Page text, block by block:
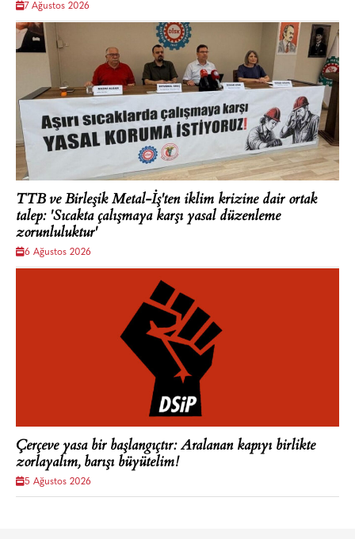
7 Ağustos 2026
TTB ve Birleşik Metal-İş'ten iklim krizine dair ortak
talep: 'Sıcakta çalışmaya karşı yasal düzenleme
zorunluluktur'
6 Ağustos 2026
Çerçeve yasa bir başlangıçtır: Aralanan kapıyı birlikte
zorlayalım, barışı büyütelim!
5 Ağustos 2026